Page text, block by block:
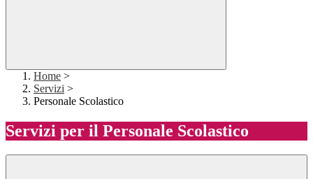
Home >
Servizi >
Personale Scolastico
Servizi per il Personale Scolastico